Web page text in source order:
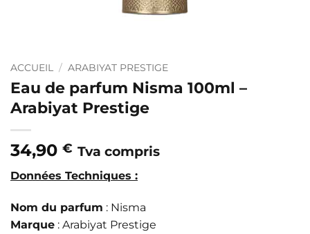
ACCUEIL / ARABIYAT PRESTIGE
Eau de parfum Nisma 100ml –
Arabiyat Prestige
34,90 € Tva compris
Données Techniques :
Nom du parfum : Nisma
Marque : Arabiyat Prestige